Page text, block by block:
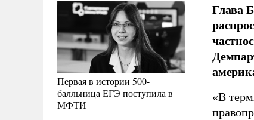
Первая в истории 500-
балльница ЕГЭ поступила в
МФТИ
Глава
«В